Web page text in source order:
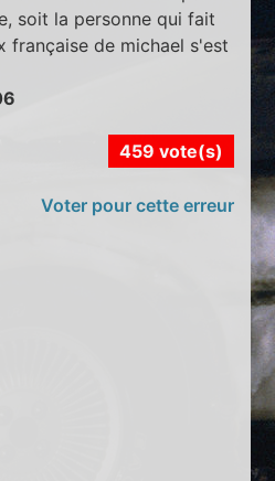
soit la personne qui fait
française de michael s'est
459 vote(s)
Voter pour cette erreur